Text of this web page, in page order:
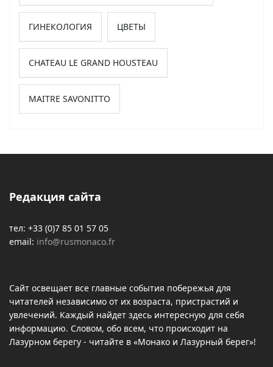
ГИНЕКОЛОГИЯ ЦВЕТЫ
CHATEAU LE GRAND HOUSTEAU
MAITRE SAVONITTO
Редакция сайта
тел: +33 (0)7 85 01 57 05
email: info@rusmonaco.fr
Сайт освещает все главные события побережья для
читателей независимо от их возраста, пристрастий и
увлечений. Каждый найдет здесь интересную для себя
информацию. Словом, обо всем, что происходит на
Лазурном берегу - читайте в «Монако и Лазурный берег»!